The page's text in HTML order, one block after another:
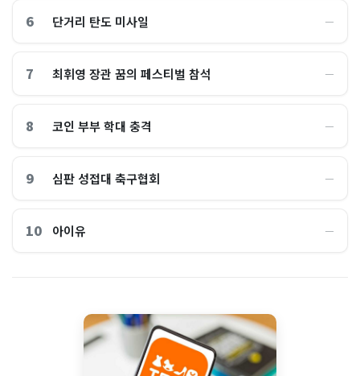
6 단거리 탄도 미사일 ―
7 최휘영 장관 꿈의 페스티벌 참석 ―
8 코인 부부 학대 충격 ―
9 심판 성접대 축구협회 ―
10 아이유 ―